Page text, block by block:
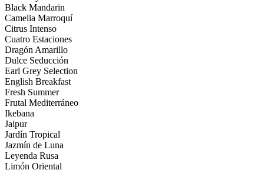
Black Mandarin
Camelia Marroquí
Citrus Intenso
Cuatro Estaciones
Dragón Amarillo
Dulce Seducción
Earl Grey Selection
English Breakfast
Fresh Summer
Frutal Mediterráneo
Ikebana
Jaipur
Jardín Tropical
Jazmín de Luna
Leyenda Rusa
Limón Oriental